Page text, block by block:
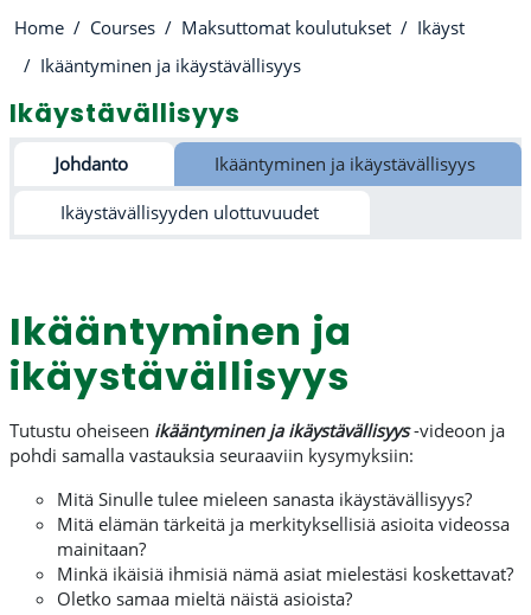
Home Courses Maksuttomat koulutukset
Ikäyst
Ikääntyminen ja ikäystävällisyys
Ikäystävällisyys
Section outline
Johdanto Ikääntyminen ja ikäystävällisyys
Ikäystävällisyyden ulottuvuudet
Ikääntyminen ja
ikäystävällisyys
Tutustu oheiseen ikääntyminen ja ikäystävällisyys-videoon ja
pohdi samalla vastauksia seuraaviin kysymyksiin:
Mitä Sinulle tulee mieleen sanasta ikäystävällisyys?
Mitä elämän tärkeitä ja merkityksellisiä asioita videossa
mainitaan?
Minkä ikäisiä ihmisiä nämä asiat mielestäsi koskettavat?
Oletko samaa mieltä näistä asioista?